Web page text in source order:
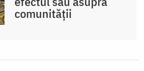
comunității